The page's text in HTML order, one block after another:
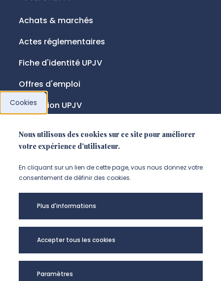
Achats & marchés
Actes réglementaires
Fiche d'identité UPJV
Offres d'emploi
Fondation UPJV
NOUS SUIVRE
Suivez-nous sur instagram
Suivez-nous sur linkedin
Suivez-nous sur
Université de Picardie Jules Verne -
Mentions légales
Accessibilité
Cookies
Nous utilisons des cookies sur ce site pour améliorer
votre expérience d'utilisateur.
En cliquant sur un lien de cette page, vous nous donnez votre
consentement de définir des cookies.
Plus d'informations
Accepter tous les cookies
Paramètres